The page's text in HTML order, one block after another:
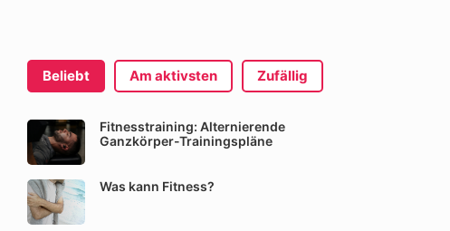
Beliebt Am aktivsten Zufällig
Fitnesstraining: Alternierende
Ganzkörper-Trainingspläne
Was kann Fitness?